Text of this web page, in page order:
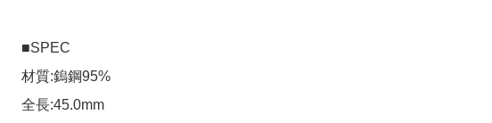
■SPEC
材質:鎢鋼95%
全長:45.0mm